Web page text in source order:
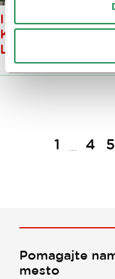
IZŠLA BO DRUGA
KULINARIČNE
LJUBLJANA
1
4 5
Pomagajte
mesto